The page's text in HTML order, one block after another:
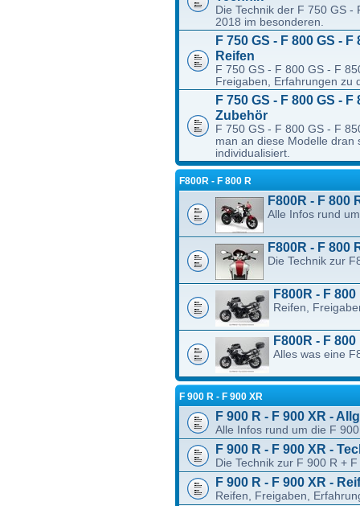
Die Technik der F 750 GS -
2018 im besonderen.
F 750 GS - F 800 GS -
Reifen
F 750 GS - F 800 GS - F
Freigaben, Erfahrungen zu
F 750 GS - F 800 GS -
Zubehör
F 750 GS - F 800 GS - F
man an diese Modelle dran
individualisiert.
F800R - F 800 R
F800R - F 800
Alle Infos rund
F800R - F 800
Die Technik zur
F800R - F
Reifen,
F800R - F
Alles was eine
F 900 R - F 900 XR
F 900 R - F 900 XR -
Alle Infos rund um die F
F 900 R - F 900 XR -
Die Technik zur F 900 R +
F 900 R - F 900 XR -
Reifen, Freigaben,